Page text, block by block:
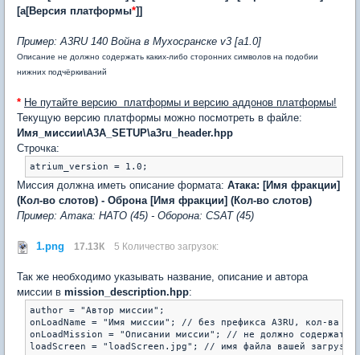
[a[Версия платформы*]]
Пример: A3RU 140 Война в Мухосранске v3 [a1.0]
Описание не должно содержать каких-либо сторонних символов на подобии
нижних подчёркиваний
* Не путайте версию платформы и версию аддонов платформы!
Текущую версию платформы можно посмотреть в файле:
Имя_миссии\A3A_SETUP\a3ru_header.hpp
Строчка:
Миссия должна иметь описание формата: Атака: [Имя фракции]
(Кол-во слотов) - Оброна [Имя фракции] (Кол-во слотов)
Пример: Атака: НАТО (45) - Оборона: CSAT (45)
1.png 17.13К 5 Количество загрузок:
Так же необходимо указывать название, описание и автора
миссии в mission_description.hpp:
author = "Автор миссии";
onLoadName = "Имя миссии"; // без префикса A3RU, кол-ва
onLoadMission = "Описании миссии"; // не должно содержать
loadScreen = "loadScreen.jpg"; // имя файла вашей